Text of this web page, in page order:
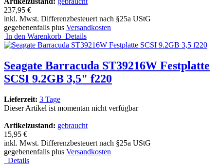
237,95 €
inkl. Mwst. Differenzbesteuert nach §25a UStG
gegebenenfalls plus Versandkosten
In den Warenkorb Details
Seagate Barracuda ST39216W Festplatte
SCSI 9.2GB 3,5" f220
Lieferzeit: 3 Tage
Dieser Artikel ist momentan nicht verfügbar
Artikelzustand: gebraucht
15,95 €
inkl. Mwst. Differenzbesteuert nach §25a UStG
gegebenenfalls plus Versandkosten
Details